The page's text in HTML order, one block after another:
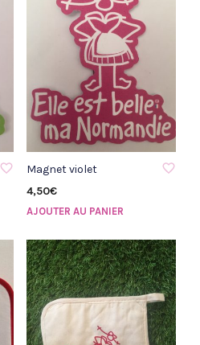
AJOUTER À LA LISTE D'ENVIE
Magnet violet
4,50€
AJOUTER AU PANIER